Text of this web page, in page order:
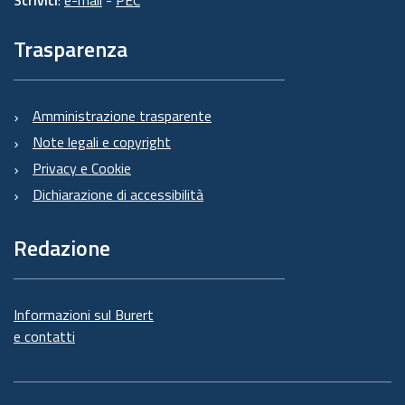
Trasparenza
Amministrazione trasparente
Note legali e copyright
Privacy e Cookie
Dichiarazione di accessibilità
Redazione
Informazioni sul Burert
e contatti